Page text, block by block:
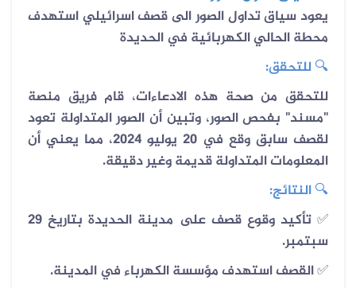
يعود سياق تداول الصور الى قصف اسرائيلي استهدف
محطة الحالي الكهربائية في الحديدة
🔍للتحقق:
للتحقق من صحة هذه الادعاءات، قام فريق منصة
"مسند" بفحص الصور، وتبين أن الصور المتداولة تعود
لقصف سابق وقع في 20 يوليو 2024، مما يعني أن
المعلومات المتداولة قديمة وغير دقيقة.
🔍النتائج:
✅ تأكيد وقوع قصف على مدينة الحديدة بتاريخ 29
سبتمبر.
✅ القصف استهدف مؤسسة الكهرباء في المدينة.